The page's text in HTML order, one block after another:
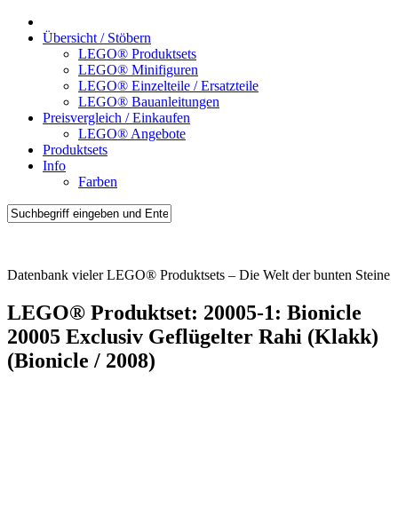
Übersicht / Stöbern
LEGO® Produktsets
LEGO® Minifiguren
LEGO® Einzelteile / Ersatzteile
LEGO® Bauanleitungen
Preisvergleich / Einkaufen
LEGO® Angebote
Produktsets
Info
Farben
Datenbank vieler LEGO® Produktsets – Die Welt der bunten Steine
LEGO® Produktset: 20005-1: Bionicle
20005 Exclusiv Geflügelter Rahi (Klakk)
(Bionicle / 2008)